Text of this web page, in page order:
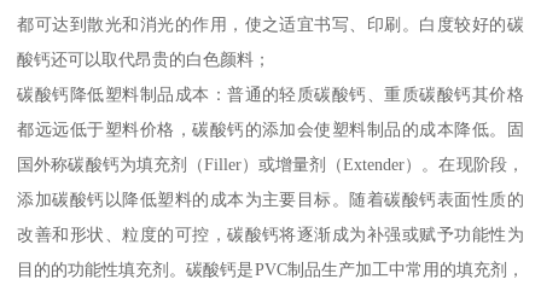
都可达到散光和消光的作用，使之适宜书写、印刷。白度较好的碳
酸钙还可以取代昂贵的白色颜料；
碳酸钙降低塑料制品成本：普通的轻质碳酸钙、重质碳酸钙其价格
都远远低于塑料价格，碳酸钙的添加会使塑料制品的成本降低。固
国外称碳酸钙为填充剂（Filler）或增量剂（Extender）。在现阶段，
添加碳酸钙以降低塑料的成本为主要目标。随着碳酸钙表面性质的
改善和形状、粒度的可控，碳酸钙将逐渐成为补强或赋予功能性为
目的的功能性填充剂。碳酸钙是PVC制品生产加工中常用的填充剂，